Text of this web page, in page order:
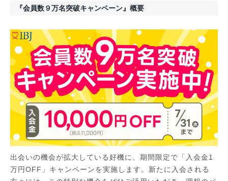
『会員数９万名突破キャンペーン』概要
出会いの機会が拡大している好機に、期間限定で「入会金1
万円OFF」キャンペーンを実施します。新たに入会される